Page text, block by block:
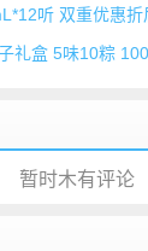
听 双重优惠
礼盒 5味10粽
暂时木有评论